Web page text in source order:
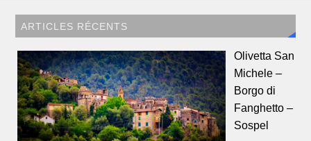
ARTICLES RÉCENTS
Olivetta San
Michele –
Borgo di
Fanghetto –
Sospel